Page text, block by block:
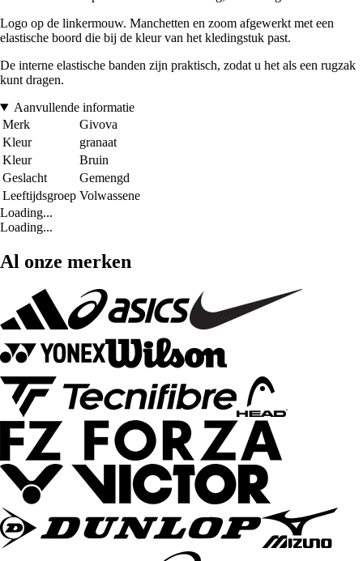
Logo op de linkermouw. Manchetten en zoom afgewerkt met een
elastische boord die bij de kleur van het kledingstuk past.
De interne elastische banden zijn praktisch, zodat u het als een rugzak
kunt dragen.
Aanvullende informatie
Merk
Givova
Kleur
granaat
Kleur
Bruin
Geslacht
Gemengd
Leeftijdsgroep Volwassene
Loading...
Loading...
Al onze merken